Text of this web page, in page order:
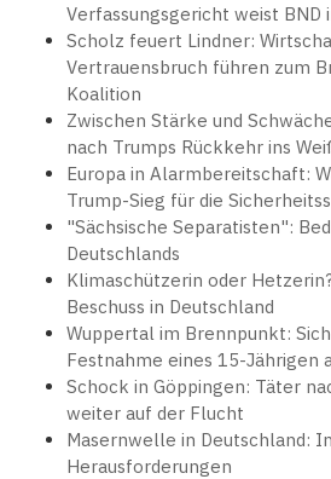
Verfassungsgericht weist BND
Scholz feuert Lindner:
Vertrauensbruch führen zum
Koalition
Zwischen Stärke und
nach Trumps Rückkehr ins
Europa in Alarmbereitschaft:
Trump-Sieg für die
"Sächsische Separatisten":
Deutschlands
Klimaschützerin oder
Beschuss in Deutschland
Wuppertal im Brennpunkt:
Festnahme eines 15-Jährigen
Schock in Göppingen: Täter
weiter auf der Flucht
Masernwelle in Deutschland:
Herausforderungen